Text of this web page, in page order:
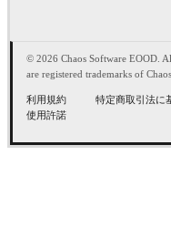
© 2026 Chaos Software EOOD.
are registered trademarks of
利用規約 特定商取引法に
使用許諾